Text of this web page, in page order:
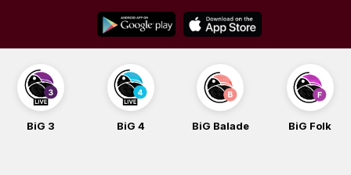
content
BiG 3 BiG 4 BiG Balade BiG Folk